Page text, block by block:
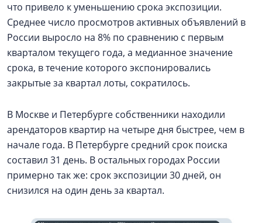
что привело к уменьшению срока экспозиции.
Среднее число просмотров активных объявлений в
России выросло на 8% по сравнению с первым
кварталом текущего года, а медианное значение
срока, в течение которого экспонировались
закрытые за квартал лоты, сократилось.
В Москве и Петербурге собственники находили
арендаторов квартир на четыре дня быстрее, чем в
начале года. В Петербурге средний срок поиска
составил 31 день. В остальных городах России
примерно так же: срок экспозиции 30 дней, он
снизился на один день за квартал.